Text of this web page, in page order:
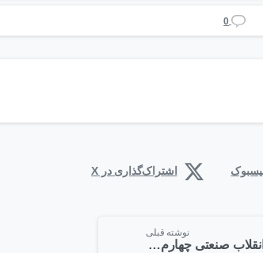
0
اشتراک‌گذاری در X
نوشته قبلی
انقلاب صنعتی چهارم – چیپ جدید Cisco باعث تغییر اقتصاد اینترنت می شود